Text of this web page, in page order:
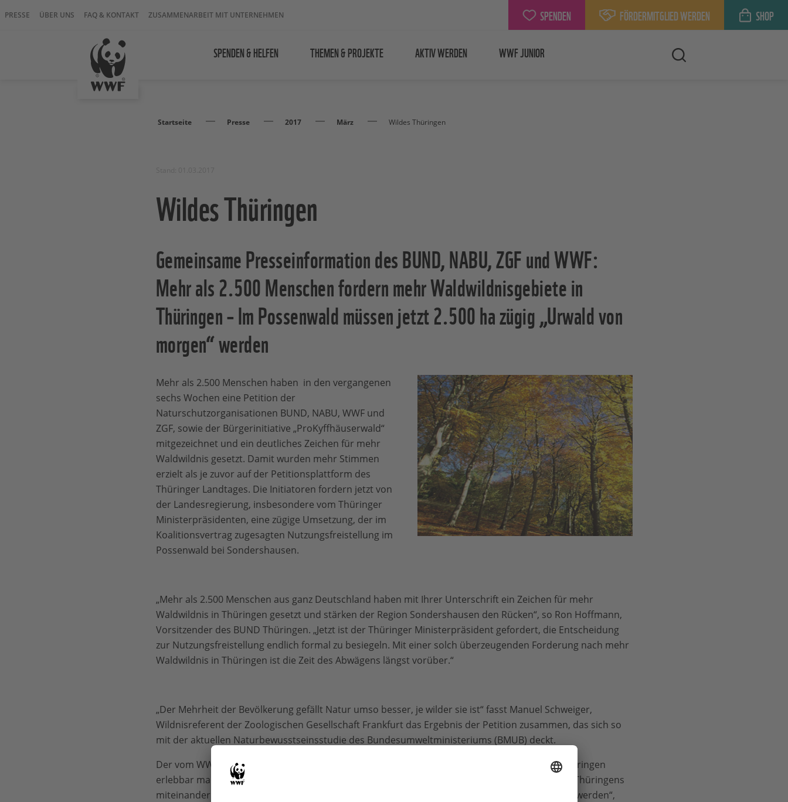
PRESSE ÜBER UNS FAQ & KONTAKT ZUSAMMENARBEIT MIT UNTERNEHMEN SPENDEN FÖRDERMITGLIED WERDEN SHOP
SPENDEN & HELFEN THEMEN & PROJEKTE AKTIV WERDEN WWF JUNIOR
Startseite Presse 2017 März Wildes Thüringen
Wildes Thüringen
Gemeinsame Presseinformation des BUND, NABU, ZGF und WWF:
Mehr als 2.500 Menschen fordern mehr Waldwildnisgebiete in
Thüringen – Im Possenwald müssen jetzt 2.500 ha zügig „Urwald von
morgen“ werden
Mehr als 2.500 Menschen haben in den vergangenen
sechs Wochen eine Petition der
Naturschutzorganisationen BUND, NABU, WWF und
ZGF, sowie der Bürgerinitiative „ProKyffhäuserwald“
mitgezeichnet und ein deutliches Zeichen für mehr
Waldwildnis gesetzt. Damit wurden mehr Stimmen
erzielt als je zuvor auf der Petitionsplattform des
Thüringer Landtages. Die Initiatoren fordern jetzt von
der Landesregierung, insbesondere vom Thüringer
Ministerpräsidenten, eine zügige Umsetzung, der im
Koalitionsvertrag zugesagten Nutzungsfreistellung im
Possenwald bei Sondershausen.
„Mehr als 2.500 Menschen aus ganz Deutschland haben mit Ihrer Unterschrift ein Zeichen für mehr
Waldwildnis in Thüringen gesetzt und stärken der Region Sondershausen den Rücken“, so Ron Hoffmann,
Vorsitzender des BUND Thüringen. „Jetzt ist der Thüringer Ministerpräsident gefordert, die Entscheidung
zur Nutzungsfreistellung endlich formal zu besiegeln. Mit einer solch überzeugenden Forderung nach mehr
Waldwildnis in Thüringen ist die Zeit des Abwägens längst vorüber.“
„Der Mehrheit der Bevölkerung gefällt Natur umso besser, je wilder sie ist“ fasst Manuel Schweiger,
Wildnisreferent der Zoologischen Gesellschaft Frankfurt das Ergebnis der Petition zusammen, das sich so
mit der aktuellen Naturbewusstseinsstudie des Bundesumweltministeriums (BMUB) deckt.
Der vom WWF Deutschland geplante „Thüringer Urwaldpfad“ soll die Waldwildnisgebiete in Thüringen
erlebbar machen. Er verbindet wichtige „Urwälder von morgen“ in bedeutenden Landschaften Thüringens
miteinander. Das Waldwildnisgebiet im Possen soll ein wichtiger Bestandteil des Urwaldpfades werden“,